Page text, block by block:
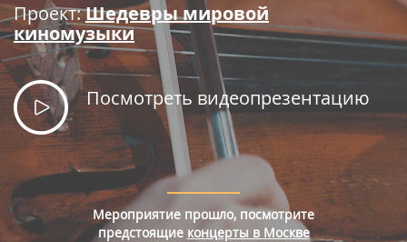
Проект:Шедевры мировой
киномузыки
Посмотреть видеопрезентацию
Мероприятие прошло, посмотрите
предстоящие концерты в Москве